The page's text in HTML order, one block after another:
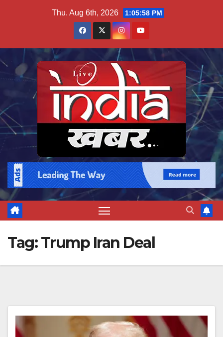
Thu. Aug 6th, 2026 1:05:59 PM
Tag:Trump Iran Deal